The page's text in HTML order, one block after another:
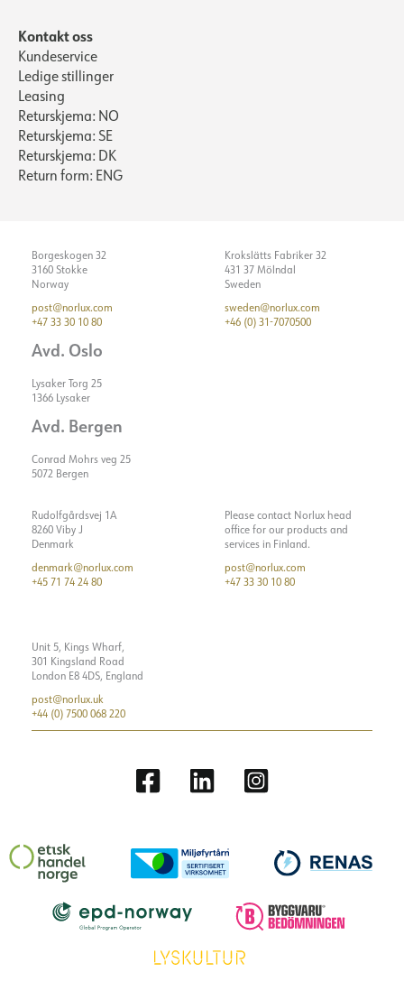
Kontakt oss
Kundeservice
Ledige stillinger
Leasing
Returskjema: NO
Returskjema: SE
Returskjema: DK
Return form: ENG
Borgeskogen 32
3160 Stokke
Norway
post@norlux.com
+47 33 30 10 80
Avd. Oslo
Lysaker Torg 25
1366 Lysaker
Avd. Bergen
Conrad Mohrs veg 25
5072 Bergen
Krokslätts Fabriker 32
431 37 Mölndal
Sweden
sweden@norlux.com
+46 (0) 31-7070500
Rudolfgårdsvej 1A
8260 Viby J
Denmark
denmark@norlux.com
+45 71 74 24 80
Please contact Norlux head
office for our products and
services in Finland.
post@norlux.com
+47 33 30 10 80
Unit 5, Kings Wharf,
301 Kingsland Road
London E8 4DS, England
post@norlux.uk
+44 (0) 7500 068 220